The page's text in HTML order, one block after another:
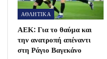
ΑΘΛΗΤΙΚΑ
ΑΕΚ: Για το θαύμα και
την ανατροπή απέναντι
στη Ράγιο Βαγεκάνο